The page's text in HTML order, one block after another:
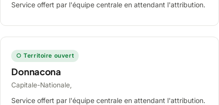
Service offert par l'équipe centrale en attendant l'attribution.
○ Territoire ouvert
Donnacona
Capitale-Nationale,
Service offert par l'équipe centrale en attendant l'attribution.